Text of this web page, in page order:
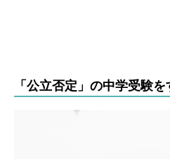
「公立否定」の中学受験